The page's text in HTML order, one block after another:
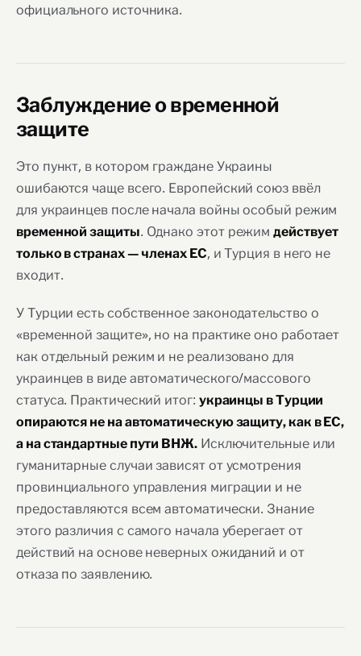
официального источника.
Заблуждение о временной
защите
Это пункт, в котором граждане Украины
ошибаются чаще всего. Европейский союз ввёл
для украинцев после начала войны особый режим
временной защиты. Однако этот режимдействует
только в странах — членах ЕС, и Турция в него не
входит.
У Турции есть собственное законодательство о
«временной защите», но на практике оно работает
как отдельный режим и не реализовано для
украинцев в виде автоматического/массового
статуса. Практический итог: украинцы в Турции
опираются не на автоматическую защиту, как в ЕС,
а на стандартные пути ВНЖ.Исключительные или
гуманитарные случаи зависят от усмотрения
провинциального управления миграции и не
предоставляются всем автоматически. Знание
этого различия с самого начала уберегает от
действий на основе неверных ожиданий и от
отказа по заявлению.